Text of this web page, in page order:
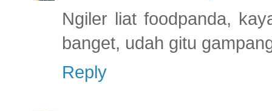
Ngiler liat foodpanda,
banget, udah gitu
Reply